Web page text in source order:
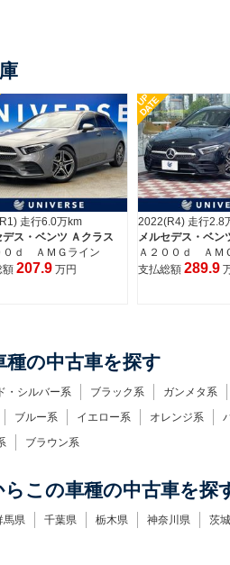
走行2.8万km
デス・ベンツ Ａクラス
０ｄ ＡＭＧライン
額 289.9 万円
UP
DATE
2020(R2) 走行2.0
メルセデス・ベン
Ａ１８０ スタイ
イン
支払総額264.6
の中古車を探す
・シルバー系 ブラック系 ガンメタ系
ブルー系 イエロー系 オレンジ系
ブラウン系
この車種の中古車を探
馬県 千葉県 栃木県 神奈川県 茨